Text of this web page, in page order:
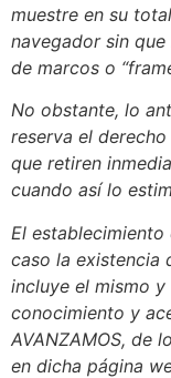
muestre en su
navegador sin
de marcos o
No obstante, lo
reserva el
que retiren
cuando así lo
El establecimiento
caso la existencia
incluye el mismo y
conocimiento y
AVANZAMOS, de
en dicha página